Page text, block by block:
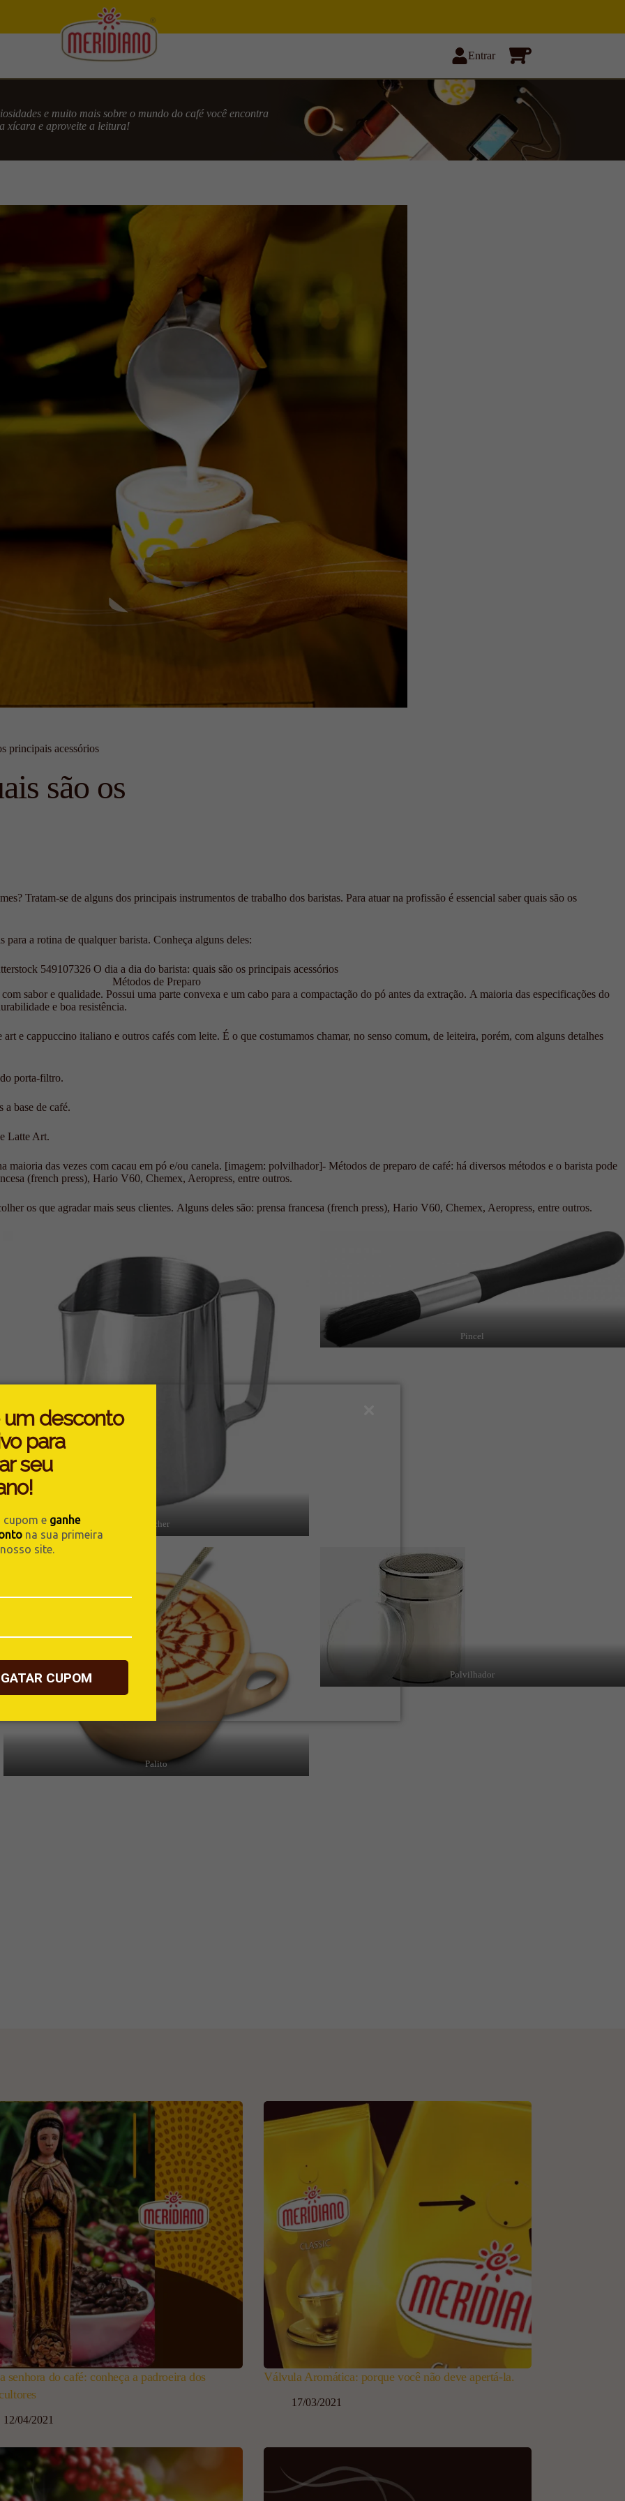
um desconto
para
seu
cupom e ganhe
na sua primeira
site.
CUPOM
Entrar
e muito mais sobre o mundo do café você encontra
xícara e aproveite a leitura!
principais acessórios
são os
Tratam-se de alguns dos principais instrumentos de trabalho dos baristas. Para atuar na profissão é essencial saber quais são os
a rotina de qualquer barista. Conheça alguns deles:
Métodos de Preparo
sabor e qualidade. Possui uma parte convexa e um cabo para a compactação do pó antes da extração. A maioria das especificações do
e boa resistência.
e cappuccino italiano e outros cafés com leite. É o que costumamos chamar, no senso comum, de leiteira, porém, com alguns detalhes
porta-filtro.
a base de café.
Latte Art.
maioria das vezes com cacau em pó e/ou canela. [imagem: polvilhador]- Métodos de preparo de café: há diversos métodos e o barista pode
(french press), Hario V60, Chemex, Aeropress, entre outros.
os que agradar mais seus clientes. Alguns deles são: prensa francesa (french press), Hario V60, Chemex, Aeropress, entre outros.
Pitcher
Pincel
Palito
Polvilhador
senhora do café: conheça a padroeira dos
12/04/2021
Válvula Aromática: porque você não deve apertá-la.
17/03/2021